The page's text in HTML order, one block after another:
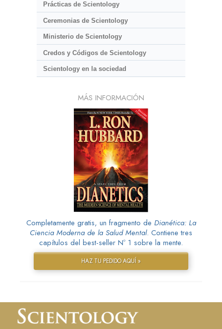
Prácticas de Scientology
Ceremonias de Scientology
Ministerio de Scientology
Credos y Códigos de Scientology
Scientology en la sociedad
MÁS INFORMACIÓN
Completamente gratis, un fragmento de Dianética: La
Ciencia Moderna de la Salud Mental. Contiene tres
capítulos del best-seller Nº 1 sobre la mente.
HAZ TU PEDIDO AQUÍ »